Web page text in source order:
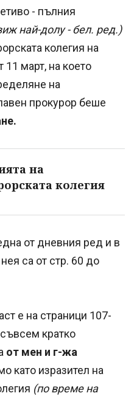
- пълния
най-долу - бел. ред.)
колегия на
март, на което
на
прокурор беше
на
колегия
от дневния ред и в
са от стр. 60 до
е на страници 107-
кратко
от мен и г-жа
като изразител на
(по време на